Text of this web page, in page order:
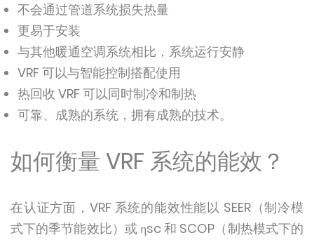
不会通过管道系统损失热量
更易于安装
与其他暖通空调系统相比，系统运行安静
VRF 可以与智能控制搭配使用
热回收 VRF 可以同时制冷和制热
可靠、成熟的系统，拥有成熟的技术。
如何衡量 VRF 系统的能效？
在认证方面，VRF 系统的能效性能以 SEER（制冷模
式下的季节能效比）或 ηsc 和 SCOP（制热模式下的